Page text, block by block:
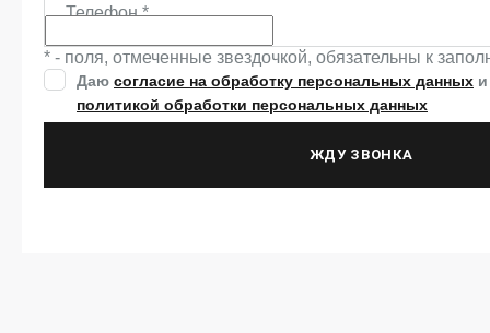
Телефон*
* - поля, отмеченные звездочкой, обязательны к
Даю согласие на обработку персональных данных
политикой обработки персональных данных
ЖДУ ЗВОНКА